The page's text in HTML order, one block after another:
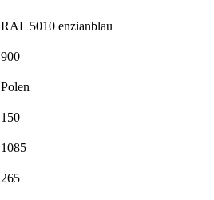
RAL 5010 enzianblau
900
Polen
150
1085
265